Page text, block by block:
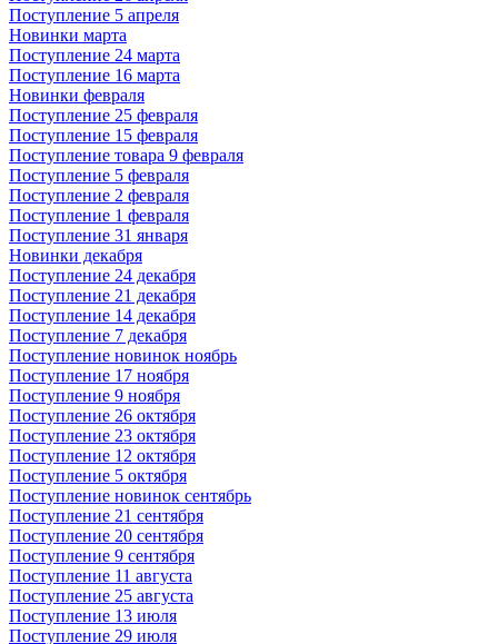
Поступление 5 апреля
Новинки марта
Поступление 24 марта
Поступление 16 марта
Новинки февраля
Поступление 25 февраля
Поступление 15 февраля
Поступление товара 9 февраля
Поступление 5 февраля
Поступление 2 февраля
Поступление 1 февраля
Поступление 31 января
Новинки декабря
Поступление 24 декабря
Поступление 21 декабря
Поступление 14 декабря
Поступление 7 декабря
Поступление новинок ноябрь
Поступление 17 ноября
Поступление 9 ноября
Поступление 26 октября
Поступление 23 октября
Поступление 12 октября
Поступление 5 октября
Поступление новинок сентябрь
Поступление 21 сентября
Поступление 20 сентября
Поступление 9 сентября
Поступление 11 августа
Поступление 25 августа
Поступление 13 июля
Поступление 29 июля